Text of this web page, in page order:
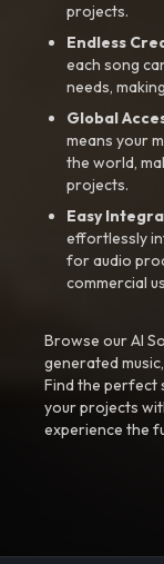
projects.
Endless
each song
needs,
Global
means your
the world,
projects.
Easy
effortlessly
for audio
commercial
Browse our AI
generated
Find the perfect
your projects
experience the